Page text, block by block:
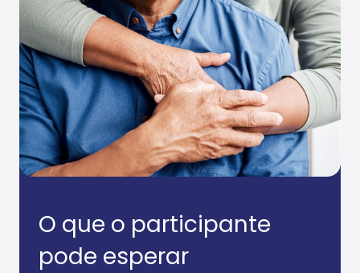
O que o participante
pode esperar